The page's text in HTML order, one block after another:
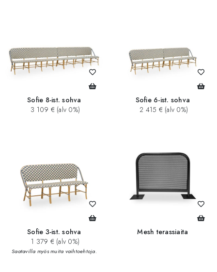
Sofie 8-ist. sohva
3 109 € (alv 0%)
Sofie 6-ist. sohva
2 415 € (alv 0%)
Sofie 3-ist. sohva
1 379 € (alv 0%)
Saatavilla myös muita vaihtoehtoja.
Mesh terassiaita